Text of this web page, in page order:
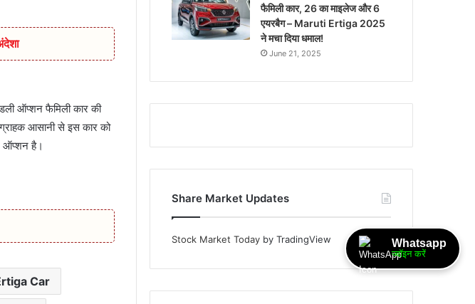
ऑप्शन फैमिली कार की
आसानी से इस कार को
ऑप्शन है।
Car
फैमिली कार, 26 का माइलेज और 6
एयरबैग – Maruti Ertiga 2025
ने मचा दिया धमाल!
June 21, 2025
Share Market Updates
Stock Market Today by TradingView Whatsapp
ज्वॉइन करें